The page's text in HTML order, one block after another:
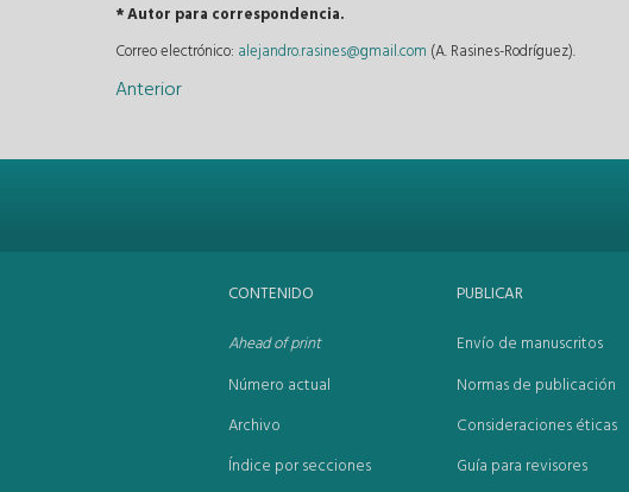
* Autor para correspondencia.
Correo electrónico: alejandro.rasines@gmail.com (A. Rasines-Rodríguez).
Anterior
CONTENIDO
Ahead of print
Número actual
Archivo
Índice por secciones
PUBLICAR
Envío de manuscritos
Normas de publicación
Consideraciones éticas
Guía para revisores